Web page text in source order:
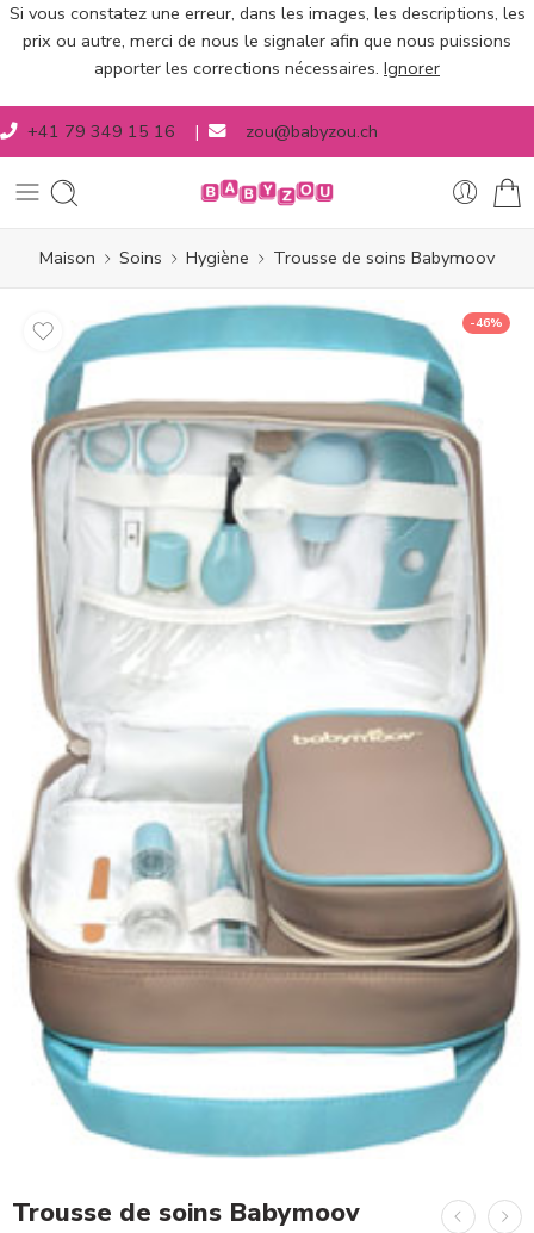
Si vous constatez une erreur, dans les images, les descriptions, les
prix ou autre, merci de nous le signaler afin que nous puissions
apporter les corrections nécessaires. Ignorer
+41 79 349 15 16 | zou@babyzou.ch
Maison Soins Hygiène Trousse de soins Babymoov
-46%
Trousse de soins Babymoov